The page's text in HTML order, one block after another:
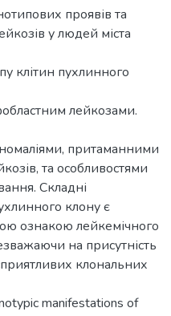
проявів та
у людей міста
клітин пухлинного
лейкозами.
притаманними
та особливостями
Складні
клону є
ознакою лейкемічного
на присутність
клональних
manifestations of